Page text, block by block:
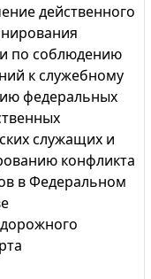
действенного
по соблюдению
к служебному
федеральных
служащих и
конфликта
в Федеральном